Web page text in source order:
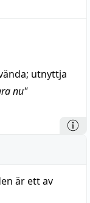
utnyttja
nu"
är ett av